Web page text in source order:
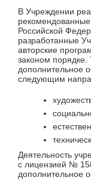
В Учреждении
Российской
разработанные
авторские
законом
дополнительное
следующим
Деятельность
с лицензией №
дополнительное